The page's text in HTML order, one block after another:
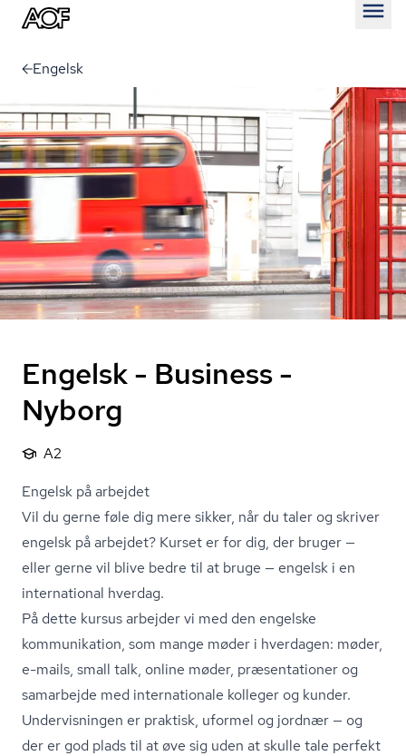
Engelsk
Engelsk - Business -
Nyborg
A2
Engelsk på arbejdet
Vil du gerne føle dig mere sikker, når du taler og skriver
engelsk på arbejdet? Kurset er for dig, der bruger —
eller gerne vil blive bedre til at bruge — engelsk i en
international hverdag.
På dette kursus arbejder vi med den engelske
kommunikation, som mange møder i hverdagen: møder,
e-mails, small talk, online møder, præsentationer og
samarbejde med internationale kolleger og kunder.
Undervisningen er praktisk, uformel og jordnær — og
der er god plads til at øve sig uden at skulle tale perfekt